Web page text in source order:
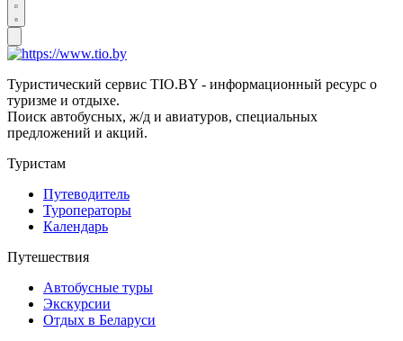
Туристический сервис TIO.BY - информационный ресурс о
туризме и отдыхе.
Поиск автобусных, ж/д и авиатуров, специальных
предложений и акций.
Туристам
Путеводитель
Туроператоры
Календарь
Путешествия
Автобусные туры
Экскурсии
Отдых в Беларуси